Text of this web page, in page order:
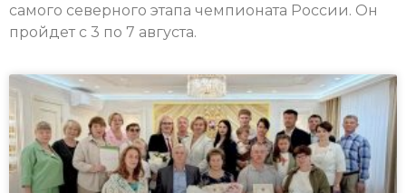
самого северного этапа чемпионата России. Он
пройдет с 3 по 7 августа.